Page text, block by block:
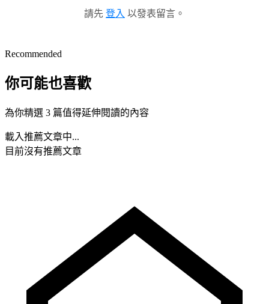
請先 登入 以發表留言。
Recommended
你可能也喜歡
為你精選 3 篇值得延伸閱讀的內容
載入推薦文章中...
目前沒有推薦文章